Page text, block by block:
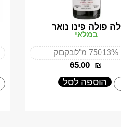
לה פולה פינו נואר
במלאי
13%750 מ"ל בקבוק
‎65.00 ₪
הוספה לסל